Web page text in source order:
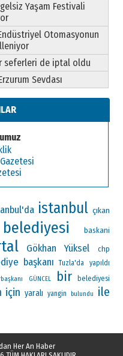
Yaşam Festivali
Otomasyonun
seferleri de iptal oldu
Sevdası
istanbul çıkan
baskani
Gökhan Yüksel chp
başkanı Tuzla'da yapıldı
GÜNCEL bir belediyesi
için yaralı yangin bulundu ile
Her An Haber